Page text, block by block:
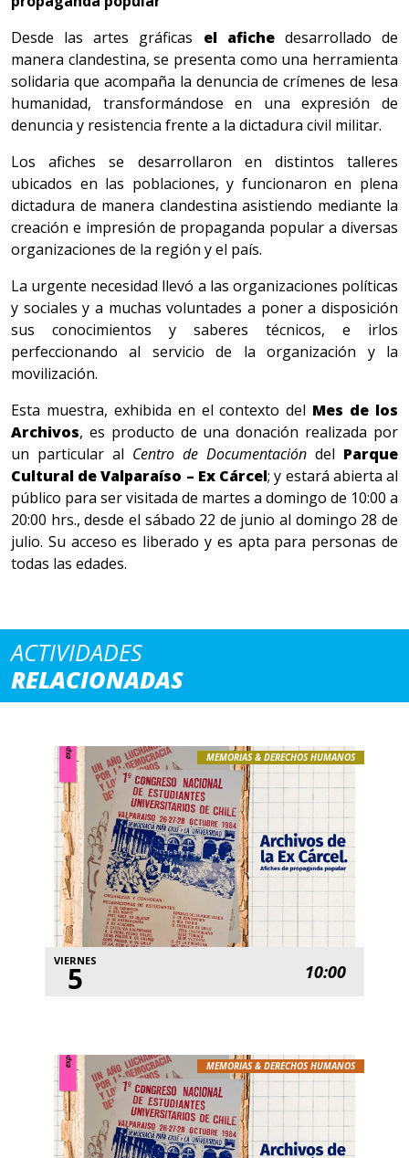
Desde las artes gráficas el afichedesarrollado de
manera clandestina, se presenta como una herramienta
solidaria que acompaña la denuncia de crímenes de lesa
humanidad, transformándose en una expresión de
denuncia y resistencia frente a la dictadura civil militar.
Los afiches se desarrollaron en distintos talleres
ubicados en las poblaciones, y funcionaron en plena
dictadura de manera clandestina asistiendo mediante la
creación e impresión de propaganda popular a diversas
organizaciones de la región y el país.
La urgente necesidad llevó a las organizaciones políticas
y sociales y a muchas voluntades a poner a disposición
sus conocimientos y saberes técnicos, e irlos
perfeccionando al servicio de la organización y la
movilización.
Esta muestra, exhibida en el contexto del Mes de los
Archivos, es producto de una donación realizada por
un particular al Centro de Documentación del Parque
Cultural de Valparaíso – Ex Cárcel; y estará abierta al
público para ser visitada de martes a domingo de 10:00 a
20:00 hrs., desde el sábado 22 de junio al domingo 28 de
julio. Su acceso es liberado y es apta para personas de
todas las edades.
ACTIVIDADES
RELACIONADAS
MEMORIAS & DERECHOS HUMANOS
VIERNES
5 10:00
MEMORIAS & DERECHOS HUMANOS